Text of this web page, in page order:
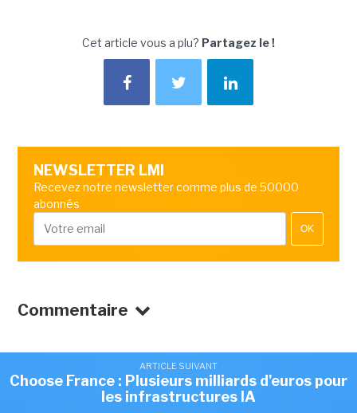
Cet article vous a plu? Partagez le !
NEWSLETTER LMI
Recevez notre newsletter comme plus de 50000
abonnés
OK
Commentaire
ARTICLE SUIVANT
Choose France : Plusieurs milliards d'euros pour
les infrastructures IA